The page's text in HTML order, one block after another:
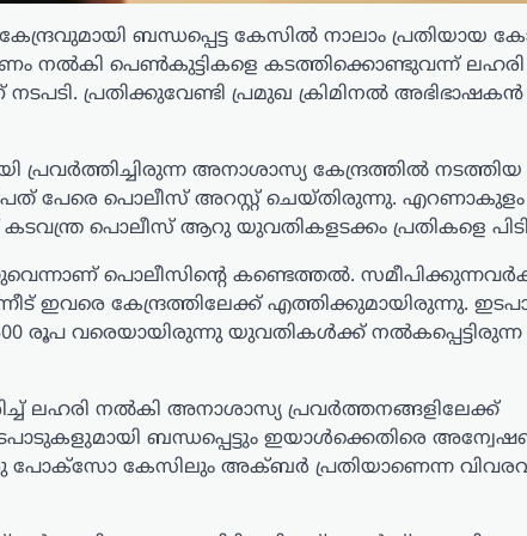
ബന്ധപ്പെട്ട കേസിൽ നാലാം പ്രതിയായ
നൽകി പെൺകുട്ടികളെ കടത്തിക്കൊണ്ടുവന്ന്
പ്രതിക്കുവേണ്ടി പ്രമുഖ ക്രിമിനൽ
അനാശാസ്യ കേന്ദ്രത്തിൽ നടത്തിയ
പേരെ പൊലീസ് അറസ്റ്റ് ചെയ്തിരുന്നു.
കടവന്ത്ര പൊലീസ് ആറു യുവതികളടക്കം പ്രതികളെ
പൊലീസിന്റെ കണ്ടെത്തൽ.
ഇവരെ കേന്ദ്രത്തിലേക്ക് എത്തിക്കുമായിരുന്നു.
രൂപ വരെയായിരുന്നു യുവതികൾക്ക് നൽകപ്പെട്ടിരുന്ന
ലഹരി നൽകി അനാശാസ്യ പ്രവർത്തനങ്ങളിലേക്ക്
ബന്ധപ്പെട്ടും ഇയാൾക്കെതിരെ
പോക്സോ കേസിലും അക്ബർ പ്രതിയാണെന്ന